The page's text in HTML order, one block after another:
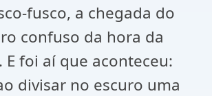
fusco, a chegada do
confuso da hora da
E foi aí que aconteceu:
divisar no escuro uma